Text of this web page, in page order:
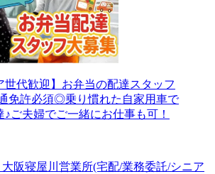
世代歓迎】お弁当の配達スタッフ
免許必須◎乗り慣れた自家用車で
♪ご夫婦でご一緒にお仕事も可！
阪寝屋川営業所(宅配/業務委託/シニア